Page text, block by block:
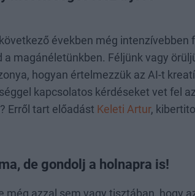
években még intenzívebben
magánéletünkben. Féljünk vagy
hogyan értelmezzük az AI-t
kapcsolatos kérdéseket vet fel
Erről tart előadást Keleti Artur,
de gondolj a holnapra is!